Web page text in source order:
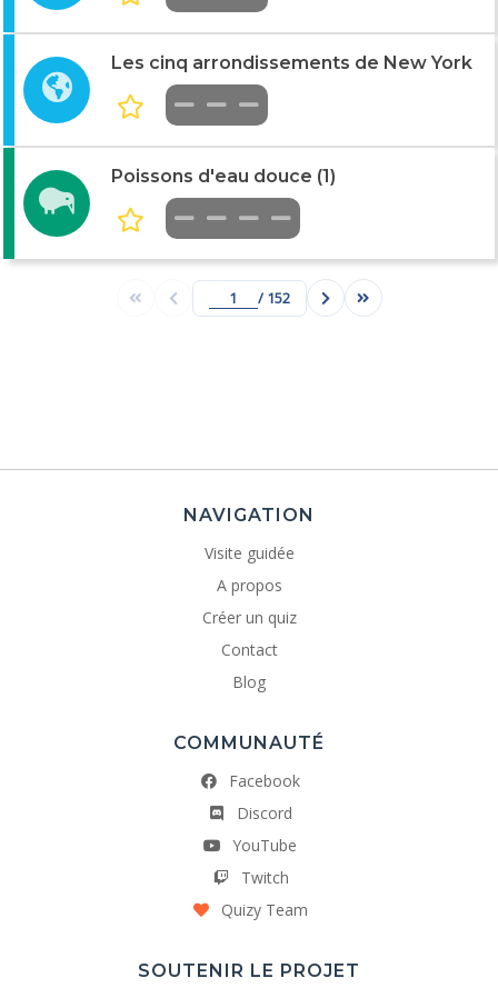
Les cinq arrondissements de New York
Poissons d'eau douce (1)
/ 152
NAVIGATION
Visite guidée
A propos
Créer un quiz
Contact
Blog
COMMUNAUTÉ
Facebook
Discord
YouTube
Twitch
Quizy Team
SOUTENIR LE PROJET